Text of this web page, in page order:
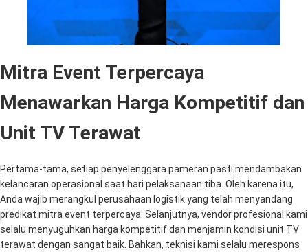
Mitra Event Terpercaya
Menawarkan Harga Kompetitif dan
Unit TV Terawat
Pertama-tama, setiap penyelenggara pameran pasti mendambakan
kelancaran operasional saat hari pelaksanaan tiba. Oleh karena itu,
Anda wajib merangkul perusahaan logistik yang telah menyandang
predikat mitra event terpercaya. Selanjutnya, vendor profesional kami
selalu menyuguhkan harga kompetitif dan menjamin kondisi unit TV
terawat dengan sangat baik. Bahkan, teknisi kami selalu merespons